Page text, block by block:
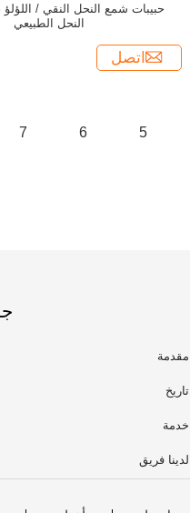
حبيبات شمع النحل النقي /
النحل الطبيعي
اتصل
5
6
7
مقدمة
تاريخ
خدمة
لدينا فريق